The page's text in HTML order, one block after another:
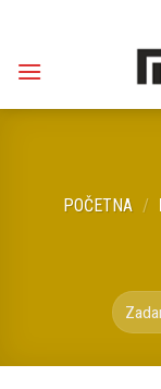
content
POČETNA /